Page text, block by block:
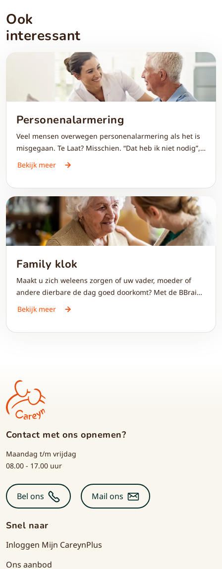
Ook
interessant
Personenalarmering
Veel mensen overwegen personenalarmering als het is
misgegaan. Te Laat? Misschien. “Dat heb ik niet nodig”,
is vaak de gedachte. Maar weet u: het preventief
gebruiken van personenalarmering biedt veiligheid. En
Bekijk meer
Family klok
Maakt u zich weleens zorgen of uw vader, moeder of
andere dierbare de dag goed doorkomt? Met de BBrain
Family klok blijft u eenvoudig betrokken bij het dagelijks
leven van iemand met dementie of
Bekijk meer
Contact met ons opnemen?
Maandag t/m vrijdag
08.00 - 17.00 uur
Bel ons Mail ons
Snel naar
Inloggen Mijn CareynPlus
Ons aanbod